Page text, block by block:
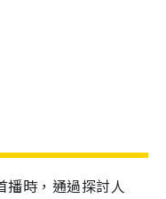
播時，通過探討人